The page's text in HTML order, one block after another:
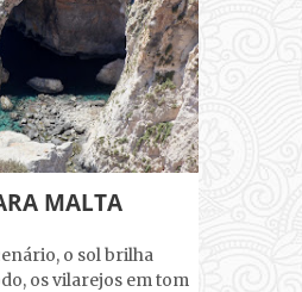
MALTA
o sol brilha
os vilarejos em tom